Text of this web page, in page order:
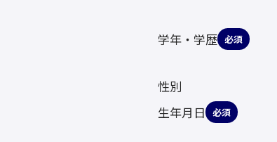
学年・学歴 必須
性別
生年月日 必須